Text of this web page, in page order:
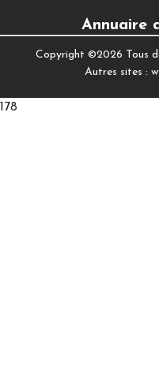
Annuaire
Copyright ©2026 Tous
Autres sites :
178